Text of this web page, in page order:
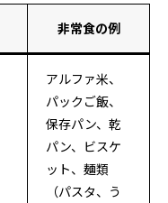
非常食の例
アルファ米、
パックご飯、
保存パン、乾
パン、ビスケ
ット、麺類
（パスタ、う